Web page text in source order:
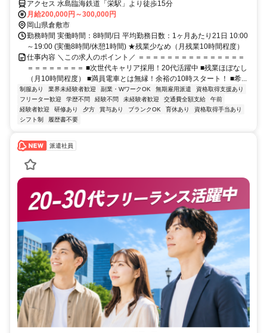
アクセス 水島臨海鉄道「栄駅」より徒歩15分
月給200,000円～300,000円
岡山県倉敷市
勤務時間 実働時間：8時間/日 平均勤務日数：1ヶ月あたり21日 10:00
～19:00 (実働8時間/休憩1時間) ★残業少なめ（月残業10時間程度）
仕事内容 ＼この求人のポイント／ ＝＝＝＝＝＝＝＝＝＝＝＝＝＝＝
＝＝＝＝＝＝＝＝ ■次世代キャリア採用！20代活躍中 ■残業ほぼなし
（月10時間程度） ■満員電車とは無縁！余裕の10時スタート！ ■希...
制服あり 業界未経験者歓迎 副業・WワークOK 無期雇用派遣
資格取得支援あり
フリーター歓迎
学歴不問 経験不問 未経験者歓迎 交通費全額支給
午前
経験者歓迎
研修あり 夕方 賞与あり ブランクOK 育休あり
資格取得手当あり
シフト制
履歴書不要
派遣社員